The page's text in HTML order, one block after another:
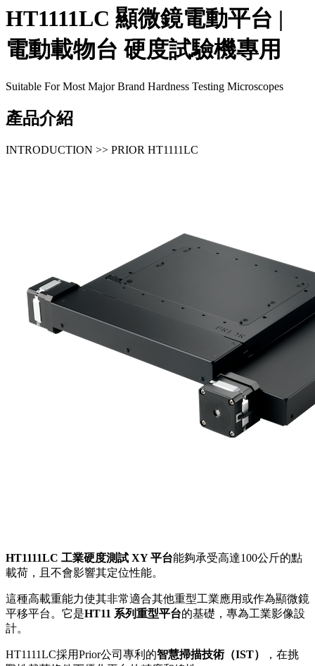
HT1111LC 顯微鏡電動平台 |
電動載物台 硬度試驗機專用
Suitable For Most Major Brand Hardness Testing Microscopes
產品介紹
INTRODUCTION >> PRIOR HT1111LC
HT1111LC 工業硬度測試 XY 平台能夠承受高達100公斤的點
載荷，且不會影響其定位性能。
這種高載重能力使其非常適合其他重型工業應用或作為顯微鏡
平移平台。它是HT11 系列重型平台的基礎，專為工業影像設
計。
HT1111LC採用Prior公司專利的智慧掃描技術（IST）
，在挑